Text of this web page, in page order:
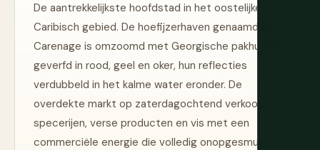
De aantrekkelijkste hoofdstad in het oostelijke
Caribisch gebied. De hoefijzerhaven genaamd de
Carenage is omzoomd met Georgische pakhuizen
geverfd in rood, geel en oker, hun reflecties
verdubbeld in het kalme water eronder. De
overdekte markt op zaterdagochtend verkoopt
specerijen, verse producten en vis met een
commerciële energie die volledig onopgesmukt